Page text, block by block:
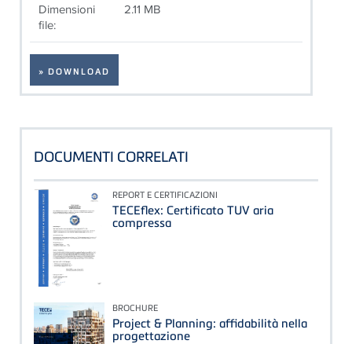
Dimensioni
file:
2.11 MB
» DOWNLOAD
DOCUMENTI CORRELATI
REPORT E CERTIFICAZIONI
TECEflex: Certificato TUV aria
compressa
BROCHURE
Project & Planning: affidabilità nella
progettazione